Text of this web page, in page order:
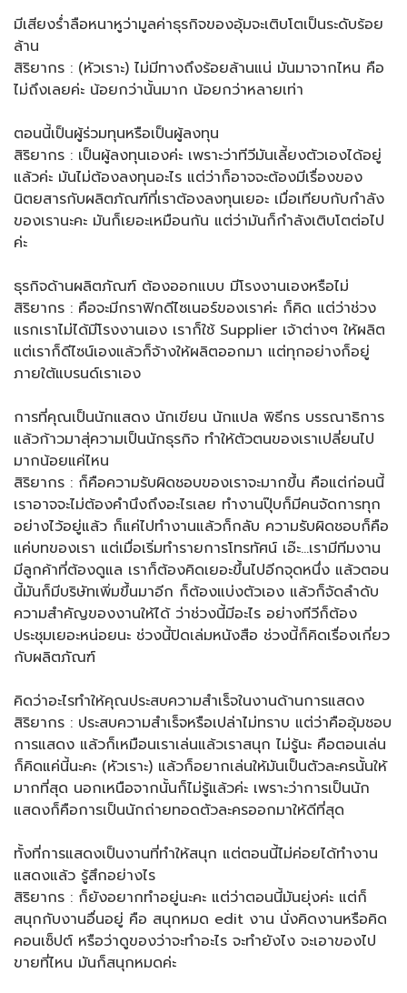
มีเสียงร่ำลือหนาหูว่ามูลค่าธุรกิจของอุ้มจะเติบโตเป็นระดับร้อย
ล้าน
สิริยากร : (หัวเราะ) ไม่มีทางถึงร้อยล้านแน่ มันมาจากไหน คือ
ไม่ถึงเลยค่ะ น้อยกว่านั้นมาก น้อยกว่าหลายเท่า
ตอนนี้เป็นผู้ร่วมทุนหรือเป็นผู้ลงทุน
สิริยากร : เป็นผู้ลงทุนเองค่ะ เพราะว่าทีวีมันเลี้ยงตัวเองได้อยู่
แล้วค่ะ มันไม่ต้องลงทุนอะไร แต่ว่าก็อาจจะต้องมีเรื่องของ
นิตยสารกับผลิตภัณฑ์ที่เราต้องลงทุนเยอะ เมื่อเทียบกับกำลัง
ของเรานะคะ มันก็เยอะเหมือนกัน แต่ว่ามันก็กำลังเติบโตต่อไป
ค่ะ
ธุรกิจด้านผลิตภัณฑ์ ต้องออกแบบ มีโรงงานเองหรือไม่
สิริยากร : คือจะมีกราฟิกดีไซเนอร์ของเราค่ะ ก็คิด แต่ว่าช่วง
แรกเราไม่ได้มีโรงงานเอง เราก็ใช้ Supplier เจ้าต่างๆ ให้ผลิต
แต่เราก็ดีไซน์เองแล้วก็จ้างให้ผลิตออกมา แต่ทุกอย่างก็อยู่
ภายใต้แบรนด์เราเอง
การที่คุณเป็นนักแสดง นักเขียน นักแปล พิธีกร บรรณาธิการ
แล้วก้าวมาสุ่ความเป็นนักธุรกิจ ทำให้ตัวตนของเราเปลี่ยนไป
มากน้อยแค่ไหน
สิริยากร : ก็คือความรับผิดชอบของเราจะมากขึ้น คือแต่ก่อนนี้
เราอาจจะไม่ต้องคำนึงถึงอะไรเลย ทำงานปุ๊บก็มีคนจัดการทุก
อย่างไว้อยู่แล้ว ก็แค่ไปทำงานแล้วก็กลับ ความรับผิดชอบก็คือ
แค่บทของเรา แต่เมื่อเริ่มทำรายการโทรทัศน์ เอ๊ะ…เรามีทีมงาน
มีลูกค้าที่ต้องดูแล เราก็ต้องคิดเยอะขึ้นไปอีกจุดหนึ่ง แล้วตอน
นี้มันก็มีบริษัทเพิ่มขึ้นมาอีก ก็ต้องแบ่งตัวเอง แล้วก็จัดลำดับ
ความสำคัญของงานให้ได้ ว่าช่วงนี้มีอะไร อย่างทีวีก็ต้อง
ประชุมเยอะหน่อยนะ ช่วงนี้ปิดเล่มหนังสือ ช่วงนี้ก็คิดเรื่องเกี่ยว
กับผลิตภัณฑ์
คิดว่าอะไรทำให้คุณประสบความสำเร็จในงานด้านการแสดง
สิริยากร : ประสบความสำเร็จหรือเปล่าไม่ทราบ แต่ว่าคืออุ้มชอบ
การแสดง แล้วก็เหมือนเราเล่นแล้วเราสนุก ไม่รู้นะ คือตอนเล่น
ก็คิดแค่นี้นะคะ (หัวเราะ) แล้วก็อยากเล่นให้มันเป็นตัวละครนั้นให้
มากที่สุด นอกเหนือจากนั้นก็ไม่รู้แล้วค่ะ เพราะว่าการเป็นนัก
แสดงก็คือการเป็นนักถ่ายทอดตัวละครออกมาให้ดีที่สุด
ทั้งที่การแสดงเป็นงานที่ทำให้สนุก แต่ตอนนี้ไม่ค่อยได้ทำงาน
แสดงแล้ว รู้สึกอย่างไร
สิริยากร : ก็ยังอยากทำอยู่นะคะ แต่ว่าตอนนี้มันยุ่งค่ะ แต่ก็
สนุกกับงานอื่นอยู่ คือ สนุกหมด edit งาน นั่งคิดงานหรือคิด
คอนเซ็ปต์ หรือว่าดูของว่าจะทำอะไร จะทำยังไง จะเอาของไป
ขายที่ไหน มันก็สนุกหมดค่ะ